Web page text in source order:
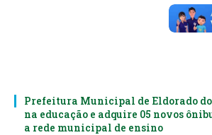
Prefeitura Municipal de Eldorado
na educação e adquire 05 novos
a rede municipal de ensino